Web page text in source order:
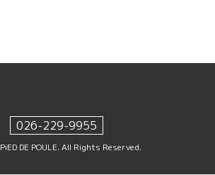
026-229-9955
PiED DE POULE. All Rights Reserved.